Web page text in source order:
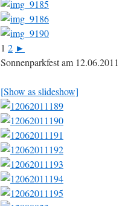
1 2 ►
Sonnenparkfest am 12.06.2011
[Show as slideshow]